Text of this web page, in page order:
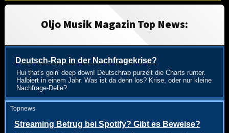
Oljo Musik Magazin Top News:
Deutsch-Rap in der Nachfragekrise?
Hui that's goin' deep down! Deutschrap purzelt die Charts runter.
Halbiert in einem Jahr. Was ist da denn los? Krise, oder nur kleine
Nachfrage-Delle?
Topnews
Streaming Betrug bei Spotify? Gibt es Beweise?